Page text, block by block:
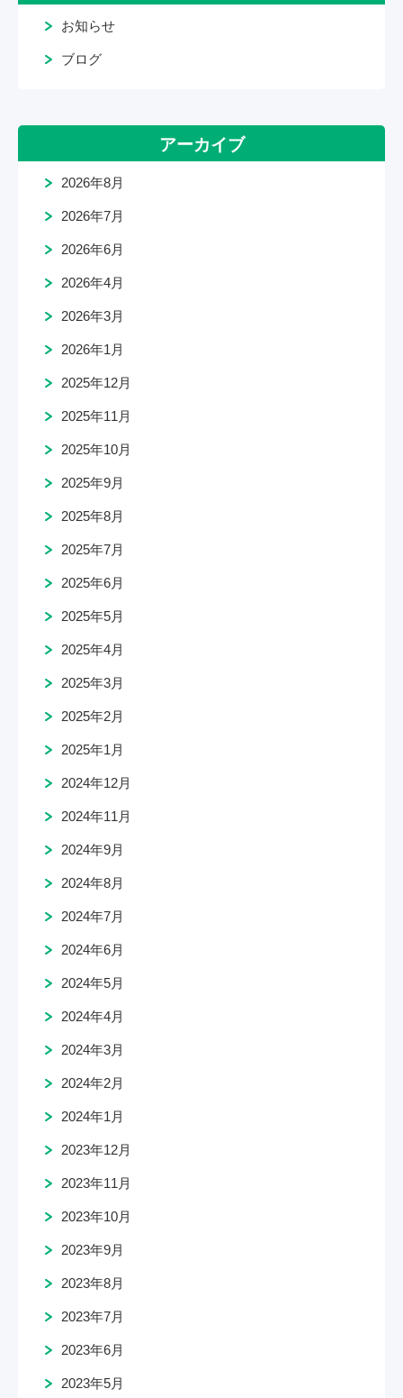
お知らせ
ブログ
アーカイブ
2026年8月
2026年7月
2026年6月
2026年4月
2026年3月
2026年1月
2025年12月
2025年11月
2025年10月
2025年9月
2025年8月
2025年7月
2025年6月
2025年5月
2025年4月
2025年3月
2025年2月
2025年1月
2024年12月
2024年11月
2024年9月
2024年8月
2024年7月
2024年6月
2024年5月
2024年4月
2024年3月
2024年2月
2024年1月
2023年12月
2023年11月
2023年10月
2023年9月
2023年8月
2023年7月
2023年6月
2023年5月